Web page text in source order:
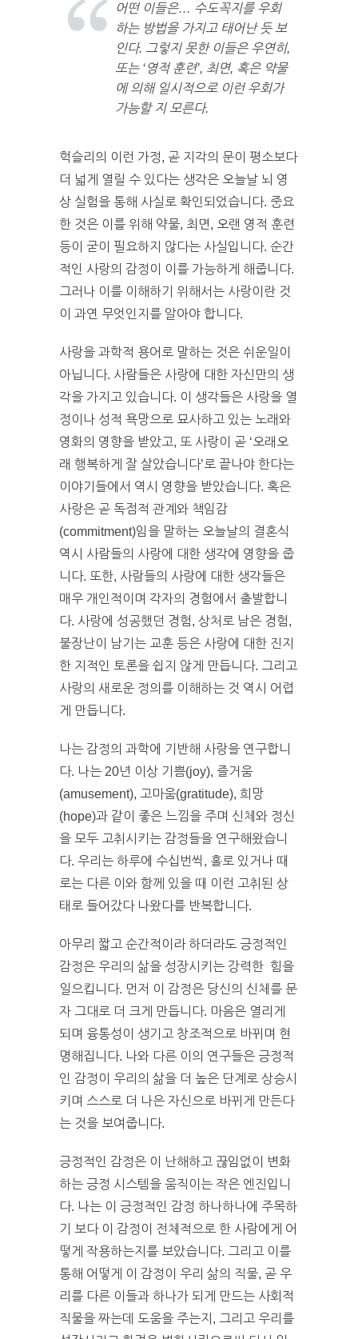
어떤 이들은… 수도꼭지를 우회
하는 방법을 가지고 태어난 듯 보
인다. 그렇지 못한 이들은 우연히,
또는 ‘영적 훈련’, 최면, 혹은 약물
에 의해 일시적으로 이런 우회가
가능할 지 모른다.
헉슬리의 이런 가정, 곧 지각의 문이 평소보다
더 넓게 열릴 수 있다는 생각은 오늘날 뇌 영
상 실험을 통해 사실로 확인되었습니다. 중요
한 것은 이를 위해 약물, 최면, 오랜 영적 훈련
등이 굳이 필요하지 않다는 사실입니다. 순간
적인 사랑의 감정이 이를 가능하게 해줍니다.
그러나 이를 이해하기 위해서는 사랑이란 것
이 과연 무엇인지를 알아야 합니다.
사랑을 과학적 용어로 말하는 것은 쉬운일이
아닙니다. 사람들은 사랑에 대한 자신만의 생
각을 가지고 있습니다. 이 생각들은 사랑을 열
정이나 성적 욕망으로 묘사하고 있는 노래와
영화의 영향을 받았고, 또 사랑이 곧 ‘오래오
래 행복하게 잘 살았습니다’로 끝나야 한다는
이야기들에서 역시 영향을 받았습니다. 혹은
사랑은 곧 독점적 관계와 책임감
(commitment)임을 말하는 오늘날의 결혼식
역시 사람들의 사랑에 대한 생각에 영향을 줍
니다. 또한, 사람들의 사랑에 대한 생각들은
매우 개인적이며 각자의 경험에서 출발합니
다. 사랑에 성공했던 경험, 상처로 남은 경험,
불장난이 남기는 교훈 등은 사랑에 대한 진지
한 지적인 토론을 쉽지 않게 만듭니다. 그리고
사랑의 새로운 정의를 이해하는 것 역시 어렵
게 만듭니다.
나는 감정의 과학에 기반해 사랑을 연구합니
다. 나는 20년 이상 기쁨(joy), 즐거움
(amusement), 고마움(gratitude), 희망
(hope)과 같이 좋은 느낌을 주며 신체와 정신
을 모두 고취시키는 감정들을 연구해왔습니
다. 우리는 하루에 수십번씩, 홀로 있거나 때
로는 다른 이와 함께 있을 때 이런 고취된 상
태로 들어갔다 나왔다를 반복합니다.
아무리 짧고 순간적이라 하더라도 긍정적인
감정은 우리의 삶을 성장시키는 강력한 힘을
일으킵니다. 먼저 이 감정은 당신의 신체를 문
자 그대로 더 크게 만듭니다. 마음은 열리게
되며 융통성이 생기고 창조적으로 바뀌며 현
명해집니다. 나와 다른 이의 연구들은 긍정적
인 감정이 우리의 삶을 더 높은 단계로 상승시
키며 스스로 더 나은 자신으로 바뀌게 만든다
는 것을 보여줍니다.
긍정적인 감정은 이 난해하고 끊임없이 변화
하는 긍정 시스템을 움직이는 작은 엔진입니
다. 나는 이 긍정적인 감정 하나하나에 주목하
기 보다 이 감정이 전체적으로 한 사람에게 어
떻게 작용하는지를 보았습니다. 그리고 이를
통해 어떻게 이 감정이 우리 삶의 직물, 곧 우
리를 다른 이들과 하나가 되게 만드는 사회적
직물을 짜는데 도움을 주는지, 그리고 우리를